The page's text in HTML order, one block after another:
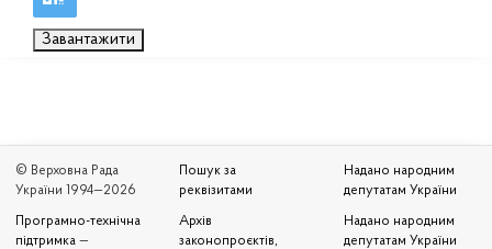
Завантажити
© Верховна Рада
України 1994—2026
Програмно-технічна
підтримка —
Пошук за
реквізитами
Архів
законопроєктів,
Надано народним
депутатам України
Надано народним
депутатам України